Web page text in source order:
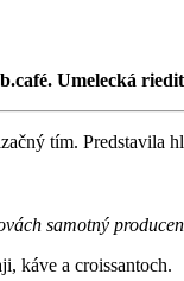
Umelecká
tím.
samotný
káve a croissantoch.